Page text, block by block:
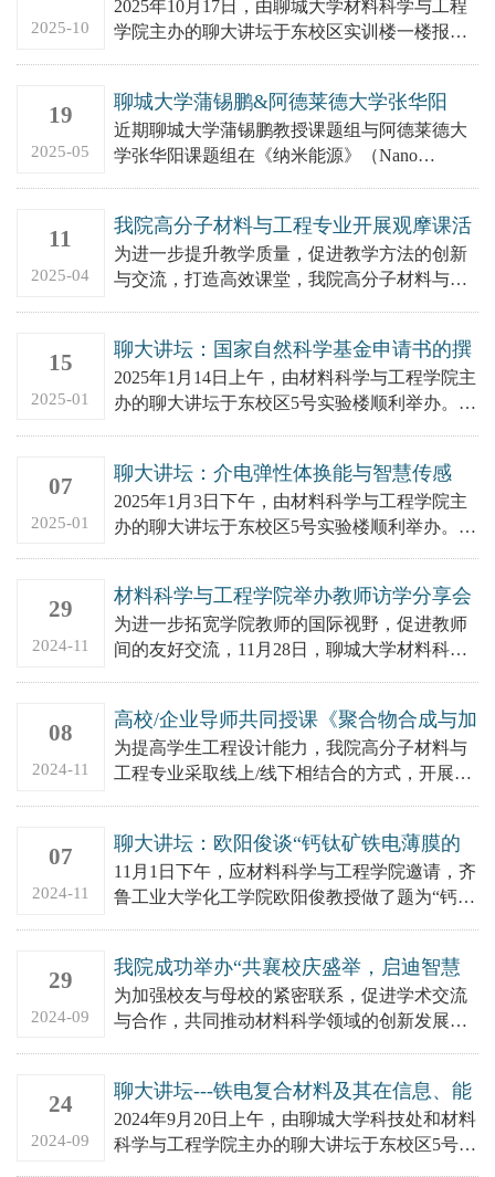
2025-10
2025年10月17日，由聊城大学材料科学与工程
学院主办的聊大讲坛于东校区实训楼一楼报告
19
2025-05
聊城大学蒲锡鹏&阿德莱德大学张华阳
等：Cd0.9Zn0.1S/ZnWO4 S型异质结光催
化剂的界面晶格弛豫和S-Zn电荷通道工程
近期聊城大学蒲锡鹏教授课题组与阿德莱德大
学张华阳课题组在《纳米能源》（Nano
11
2025-04
我院高分子材料与工程专业开展观摩课活
动
为进一步提升教学质量，促进教学方法的创新
与交流，打造高效课堂，我院高分子材料与工
15
2025-01
聊大讲坛：国家自然科学基金申请书的撰
写与建议
2025年1月14日上午，由材料科学与工程学院主
办的聊大讲坛于东校区5号实验楼顺利举办。活
07
2025-01
聊大讲坛：介电弹性体换能与智慧传感
2025年1月3日下午，由材料科学与工程学院主
办的聊大讲坛于东校区5号实验楼顺利举办。活
29
2024-11
材料科学与工程学院举办教师访学分享会
为进一步拓宽学院教师的国际视野，促进教师
间的友好交流，11月28日，聊城大学材料科学
08
2024-11
高校/企业导师共同授课《聚合物合成与加
工课程设计》
为提高学生工程设计能力，我院高分子材料与
工程专业采取线上/线下相结合的方式，开展高
07
2024-11
聊大讲坛：欧阳俊谈“钙钛矿铁电薄膜的
集成及应用研究”
11月1日下午，应材料科学与工程学院邀请，齐
鲁工业大学化工学院欧阳俊教授做了题为“钙钛
29
2024-09
我院成功举办“共襄校庆盛举，启迪智慧
未来”校友学术论坛交流会
为加强校友与母校的紧密联系，促进学术交流
与合作，共同推动材料科学领域的创新发展，
24
2024-09
聊大讲坛---铁电复合材料及其在信息、能
源与环保领域的应用
2024年9月20日上午，由聊城大学科技处和材料
科学与工程学院主办的聊大讲坛于东校区5号实